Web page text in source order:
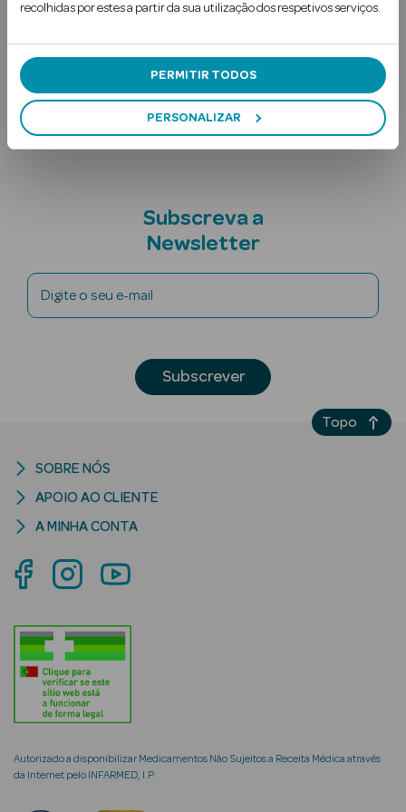
recolhidas por estes a partir da sua utilização dos respetivos serviços.
PERMITIR TODOS
PERSONALIZAR
Rosto
Lábios
Rosto e
Ver Tudo
Cosmética
Hidratantes
Séruns Faciais
Anti-
Uso Recomendado
Ingredientes
Nota adicional
Subscreva a
Newsletter
Digite o seu e-mail
Subscrever
Autorizado a disponibilizar Medicamentos Não Sujeitos a Receita Médica através
da Internet pelo INFARMED, I.P.
SOBRE NÓS
APOIO AO CLIENTE
A MINHA CONTA
Topo